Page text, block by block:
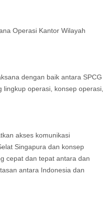
Operasi Kantor Wilayah
dengan baik antara SPCG
operasi, konsep operasi,
akses komunikasi
Singapura dan konsep
cepat dan tepat antara dan
antara Indonesia dan